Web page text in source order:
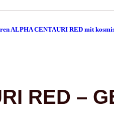
ALPHA CENTAURI RED mit
RED –